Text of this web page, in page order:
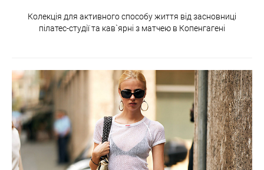
Колекція для активного способу життя від засновниці
пілатес-студії та кав`ярні з матчею в Копенгагені